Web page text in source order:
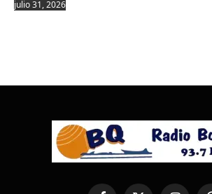
julio 31, 2026